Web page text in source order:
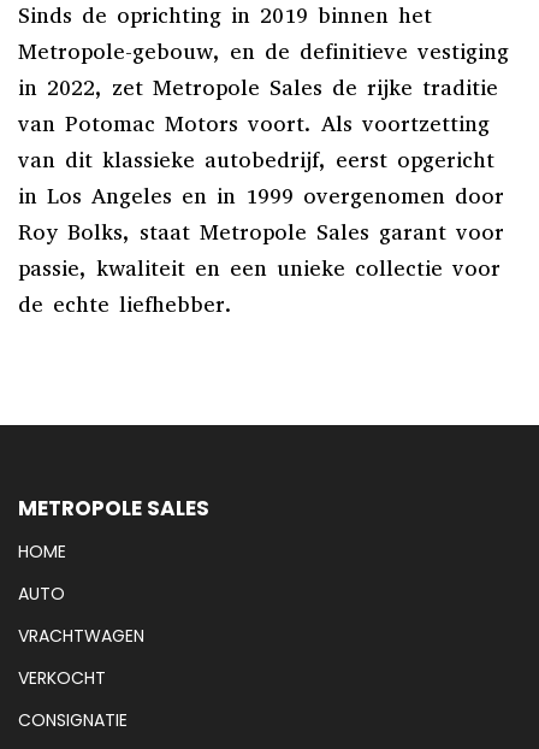
Sinds de oprichting in 2019 binnen het
Metropole-gebouw, en de definitieve vestiging
in 2022, zet Metropole Sales de rijke traditie
van Potomac Motors voort. Als voortzetting
van dit klassieke autobedrijf, eerst opgericht
in Los Angeles en in 1999 overgenomen door
Roy Bolks, staat Metropole Sales garant voor
passie, kwaliteit en een unieke collectie voor
de echte liefhebber.
METROPOLE SALES
HOME
AUTO
VRACHTWAGEN
VERKOCHT
CONSIGNATIE